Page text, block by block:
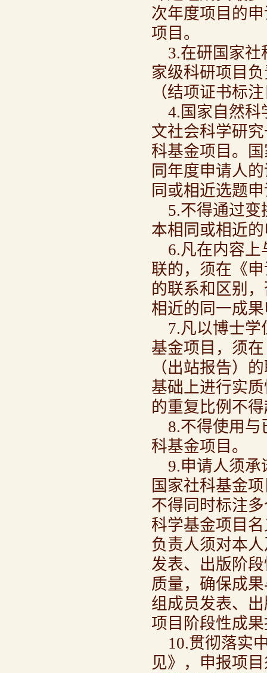
次年度项目的
项目。
3.在研国家
家级科研项目
（结项证书标
4.国家自然
文社会科学研
科基金项目。
同年度申请人
同或相近选题
5.不得通过
本相同或相近
6.凡在内容
联的，须在《
的联系和区别
相近的同一成
7.凡以博士
基金项目，须
（出站报告）
基础上进行实
的重复比例不
8.不得使用
科基金项目。
9.申请人须
国家社科基金
不得同时标注
科学基金项目
负责人须对本
发表、出版阶
质量，确保成
组成员发表、
项目阶段性成
10.贯彻落实
见》，申报项